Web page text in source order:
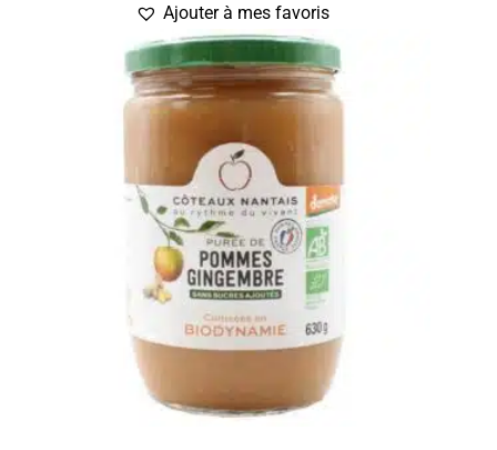
Ajouter à mes favoris